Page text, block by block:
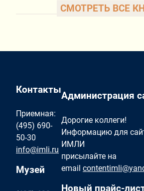
СМОТРЕТЬ ВСЕ
Контакты
Приемная:
(495) 690-
50-30
info@imli.ru
Музей
Администрация
Дорогие коллеги!
Информацию для
ИМЛИ
присылайте на
email
Новый прайс-